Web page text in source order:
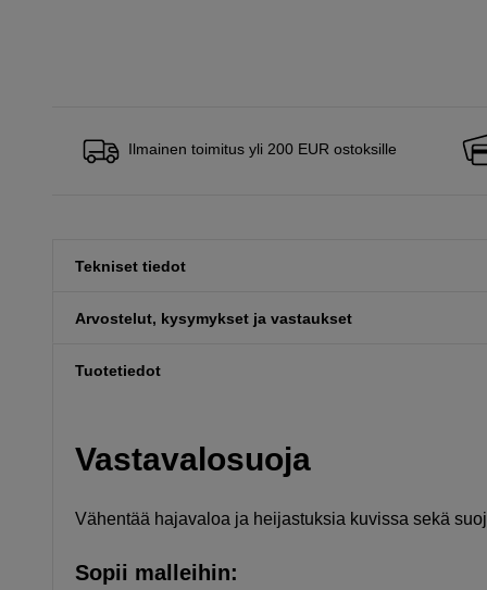
Ilmainen toimitus yli 200 EUR ostoksille
Tekniset tiedot
Arvostelut, kysymykset ja vastaukset
Tuotetiedot
Vastavalosuoja
Vähentää hajavaloa ja heijastuksia kuvissa sekä
Sopii malleihin: